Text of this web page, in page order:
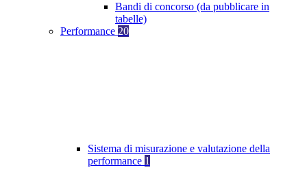
Bandi di concorso (da pubblicare in
tabelle)
Performance 20
Sistema di misurazione e valutazione della
performance 1